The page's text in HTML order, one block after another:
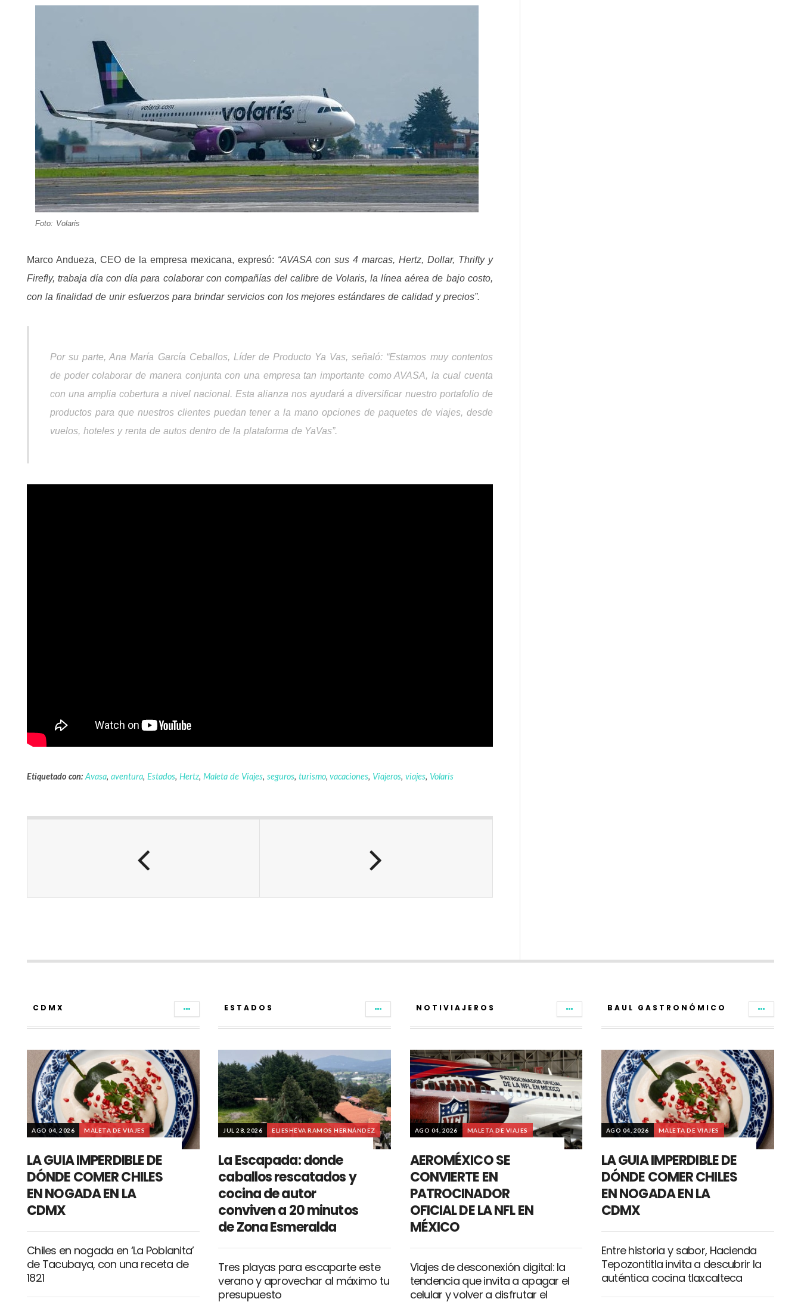
Foto: Volaris
Marco Andueza, CEO de la empresa mexicana, expresó: “AVASA con sus 4 marcas, Hertz, Dollar, Thrifty y
Firefly, trabaja día con día para colaborar con compañías del calibre de Volaris, la línea aérea de bajo costo,
con la finalidad de unir esfuerzos para brindar servicios con los mejores estándares de calidad y precios”.
Por su parte, Ana María García Ceballos, Líder de Producto Ya Vas, señaló: “Estamos muy contentos
de poder colaborar de manera conjunta con una empresa tan importante como AVASA, la cual cuenta
con una amplia cobertura a nivel nacional. Esta alianza nos ayudará a diversificar nuestro portafolio de
productos para que nuestros clientes puedan tener a la mano opciones de paquetes de viajes, desde
vuelos, hoteles y renta de autos dentro de la plataforma de YaVas”.
Etiquetado con: Avasa, aventura, Estados, Hertz, Maleta de Viajes, seguros, turismo,vacaciones, Viajeros,viajes, Volaris
CDMX
AGO 04, 2026 MALETA DE VIAJES
LA GUIA IMPERDIBLE DE
DÓNDE COMER CHILES
EN NOGADA EN LA
CDMX
Chiles en nogada en ‘La Poblanita’
de Tacubaya, con una receta de
1821
ESTADOS
JUL 28, 2026 ELIESHEVA RAMOS HERNÁNDEZ
La Escapada: donde
caballos rescatados y
cocina de autor
conviven a 20 minutos
de Zona Esmeralda
Tres playas para escaparte este
verano y aprovechar al máximo tu
presupuesto
NOTIVIAJEROS
AGO 04, 2026 MALETA DE VIAJES
AEROMÉXICO SE
CONVIERTE EN
PATROCINADOR
OFICIAL DE LA NFL EN
MÉXICO
Viajes de desconexión digital: la
tendencia que invita a apagar el
celular y volver a disfrutar el
BAUL GASTRONÓMICO
AGO 04, 2026 MALETA DE VIAJES
LA GUIA IMPERDIBLE DE
DÓNDE COMER CHILES
EN NOGADA EN LA
CDMX
Entre historia y sabor, Hacienda
Tepozontitla invita a descubrir la
auténtica cocina tlaxcalteca